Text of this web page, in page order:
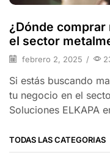
¿Dónde
el sector
febrero 2, 2025 /
Si estás buscando
tu negocio en el
Soluciones ELKAPA
TODAS LAS CATEGORIAS